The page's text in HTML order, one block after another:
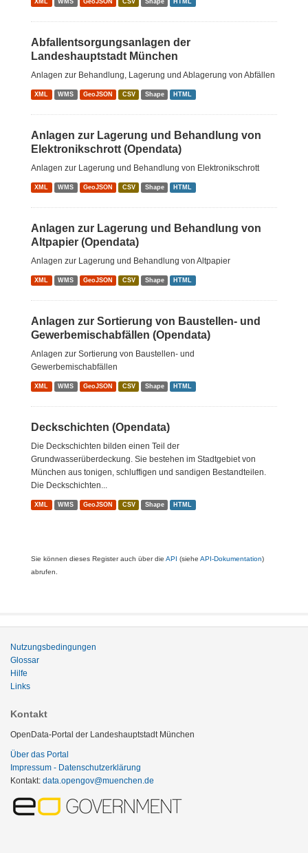
XML WMS GeoJSON CSV Shape HTML
Abfallentsorgungsanlagen der
Landeshauptstadt München
Anlagen zur Behandlung, Lagerung und Ablagerung von Abfällen
XML WMS GeoJSON CSV Shape HTML
Anlagen zur Lagerung und Behandlung von
Elektronikschrott (Opendata)
Anlagen zur Lagerung und Behandlung von Elektronikschrott
XML WMS GeoJSON CSV Shape HTML
Anlagen zur Lagerung und Behandlung von
Altpapier (Opendata)
Anlagen zur Lagerung und Behandlung von Altpapier
XML WMS GeoJSON CSV Shape HTML
Anlagen zur Sortierung von Baustellen- und
Gewerbemischabfällen (Opendata)
Anlagen zur Sortierung von Baustellen- und
Gewerbemischabfällen
XML WMS GeoJSON CSV Shape HTML
Deckschichten (Opendata)
Die Deckschichten bilden einen Teil der
Grundwasserüberdeckung. Sie bestehen im Stadtgebiet von
München aus tonigen, schluffigen und sandigen Bestandteilen.
Die Deckschichten...
XML WMS GeoJSON CSV Shape HTML
Sie können dieses Register auch über die API (siehe API-Dokumentation)
abrufen.
Nutzungsbedingungen
Glossar
Hilfe
Links
Kontakt
OpenData-Portal der Landeshauptstadt München
Über das Portal
Impressum - Datenschutzerklärung
Kontakt: data.opengov@muenchen.de